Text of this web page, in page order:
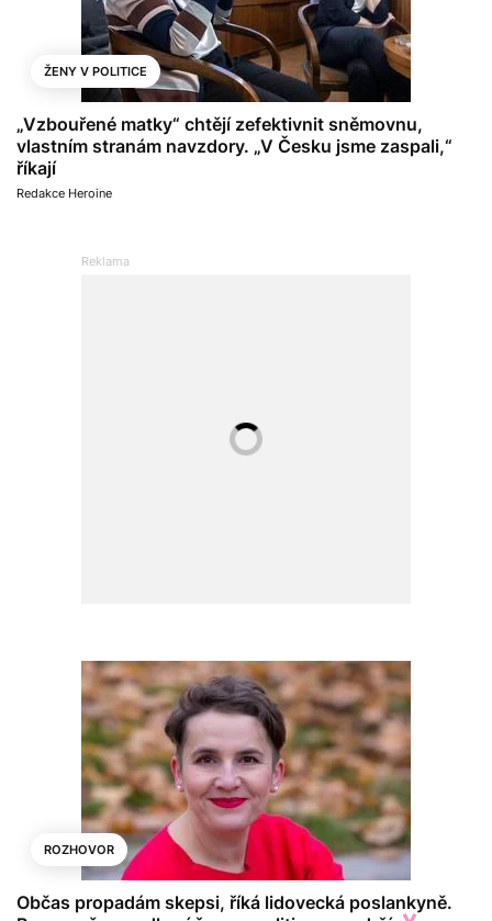
ŽENY V POLITICE
„Vzbouřené matky“ chtějí zefektivnit sněmovnu,
vlastním stranám navzdory. „V Česku jsme zaspali,“
říkají
Redakce Heroine
ROZHOVOR
Občas propadám skepsi, říká lidovecká poslankyně.